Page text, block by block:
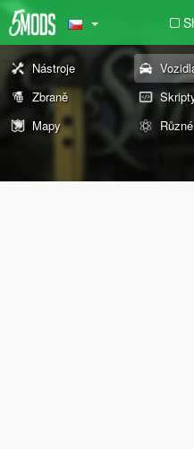
Nástroje
Zbraně
Mapy
Různé